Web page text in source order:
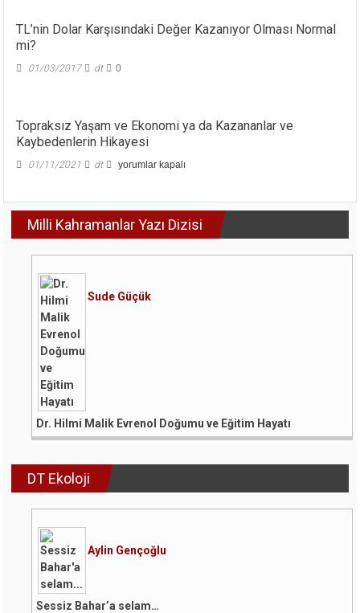
TL’nin Dolar Karşısındaki Değer Kazanıyor Olması Normal
mi?
01/03/2017 dt 0
Topraksız Yaşam ve Ekonomi ya da Kazananlar ve
Kaybedenlerin Hikayesi
01/11/2021 dt
Topraksız
ya
da
Hikayesi
yorumlar kapalı
Milli Kahramanlar Yazı Dizisi
Sude Güçük
Dr. Hilmi Malik Evrenol Doğumu ve Eğitim Hayatı
DT Ekoloji
Aylin Gençoğlu
Sessiz Bahar’a selam…